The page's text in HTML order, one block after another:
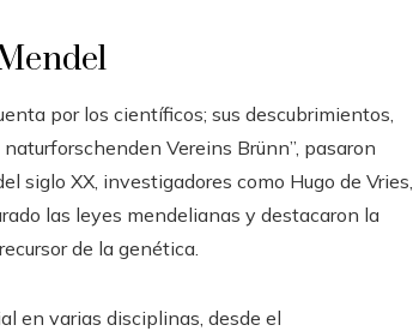
por los científicos; sus descubrimientos,
Vereins Brünn”, pasaron
siglo XX, investigadores como Hugo de Vries,
las leyes mendelianas y destacaron la
de la genética.
en varias disciplinas, desde el